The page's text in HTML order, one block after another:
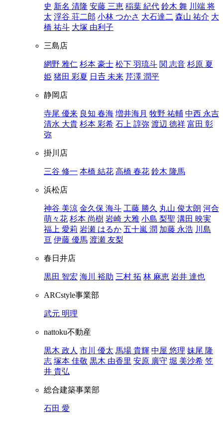
史 新名 清隆 安藤 三恵 稲葉 紀代 鈴木 舞 川端 将
太 浮谷 荘二郎 小林 つかさ 大石達二 森山 祐介 大
橋 祐斗 大塚 由利子
三島店
網野 雅仁 杉本 豪士 松下 羽琉斗 関 志音 杉原 夏
姫 猪田 彩夏 日𠮷 未来 芹澤 潤平
静岡店
寺尾 優来 良知 春海 増井海月 牧野 祐輔 中西 永吉
清水 大貴 杉本 彩希 石上 諄弥 渡辺 徳祥 富田 彰
弥
掛川店
三谷 修一 本橋 結花 高橋 春花 鈴木 隆馬
浜松店
神谷 美涼 金久保 海斗 工藤 勝久 丸山 俊太朗 河合
萌々花 杉本 尚樹 岩崎 大雅 小島 梨聖 溝田 映実
福上 愛莉 岩瀬 はるか 五十嵐 潤 加藤 永浩 川島
亘 伊藤 優馬 渡瀬 友梨
春日井店
黒田 智宏 海川 裕助 三村 拓 林 麻恵 岩井 達也
ARCstyle事業部
武元 明理
nattoku不動産
黒木 政人 市川 優太 馬場 貴輝 中屋 悠理 妹尾 隆
志 塚本 佳敬 黒木 由香里 安原 廣守 堀 美沙希 笠
井 貴弘
総合建築事業部
石田 愛